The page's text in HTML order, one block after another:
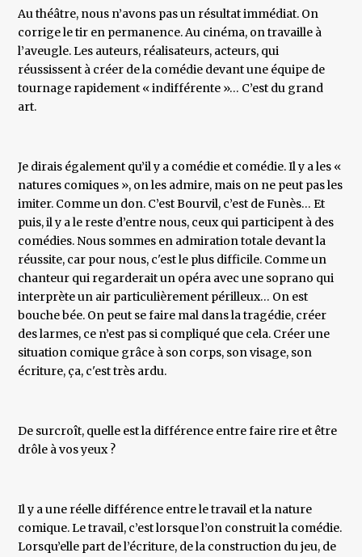
Au théâtre, nous n’avons pas un résultat immédiat. On
corrige le tir en permanence. Au cinéma, on travaille à
l’aveugle. Les auteurs, réalisateurs, acteurs, qui
réussissent à créer de la comédie devant une équipe de
tournage rapidement « indifférente »… C’est du grand
art.
Je dirais également qu’il y a comédie et comédie. Il y a les «
natures comiques », on les admire, mais on ne peut pas les
imiter. Comme un don. C’est Bourvil, c’est de Funès… Et
puis, il y a le reste d’entre nous, ceux qui participent à des
comédies. Nous sommes en admiration totale devant la
réussite, car pour nous, c'est le plus difficile. Comme un
chanteur qui regarderait un opéra avec une soprano qui
interprète un air particulièrement périlleux… On est
bouche bée. On peut se faire mal dans la tragédie, créer
des larmes, ce n’est pas si compliqué que cela. Créer une
situation comique grâce à son corps, son visage, son
écriture, ça, c'est très ardu.
De surcroît, quelle est la différence entre faire rire et être
drôle à vos yeux ?
Il y a une réelle différence entre le travail et la nature
comique. Le travail, c’est lorsque l’on construit la comédie.
Lorsqu’elle part de l’écriture, de la construction du jeu, de